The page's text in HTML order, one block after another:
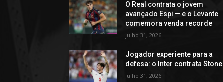
O Real contrata o jovem
avançado Espi — e o Levante
comemora venda recorde
julho 31, 2026
Jogador experiente para a
defesa: o Inter contrata
julho 31, 2026